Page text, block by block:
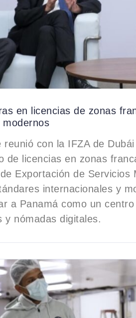
en licencias de zonas
con la IFZA de
de licencias en zonas
Exportación de Servicios
internacionales y
a Panamá como un
y nómadas digitales.